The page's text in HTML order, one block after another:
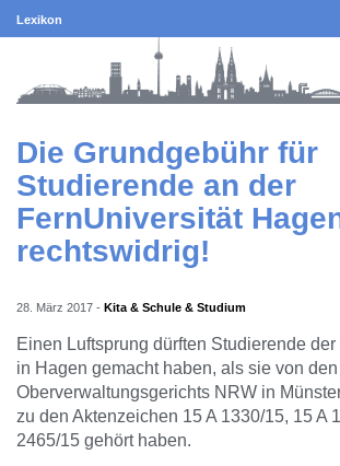
Lexikon
Die Grundgebühr für
Studierende an der
FernUniversität
rechtswidrig!
28. März 2017 - Kita & Schule & Studium
Einen Luftsprung dürften Studierende
in Hagen gemacht haben, als sie von
Oberverwaltungsgerichts NRW in
zu den Aktenzeichen 15 A 1330/15, 15 A
2465/15 gehört haben.